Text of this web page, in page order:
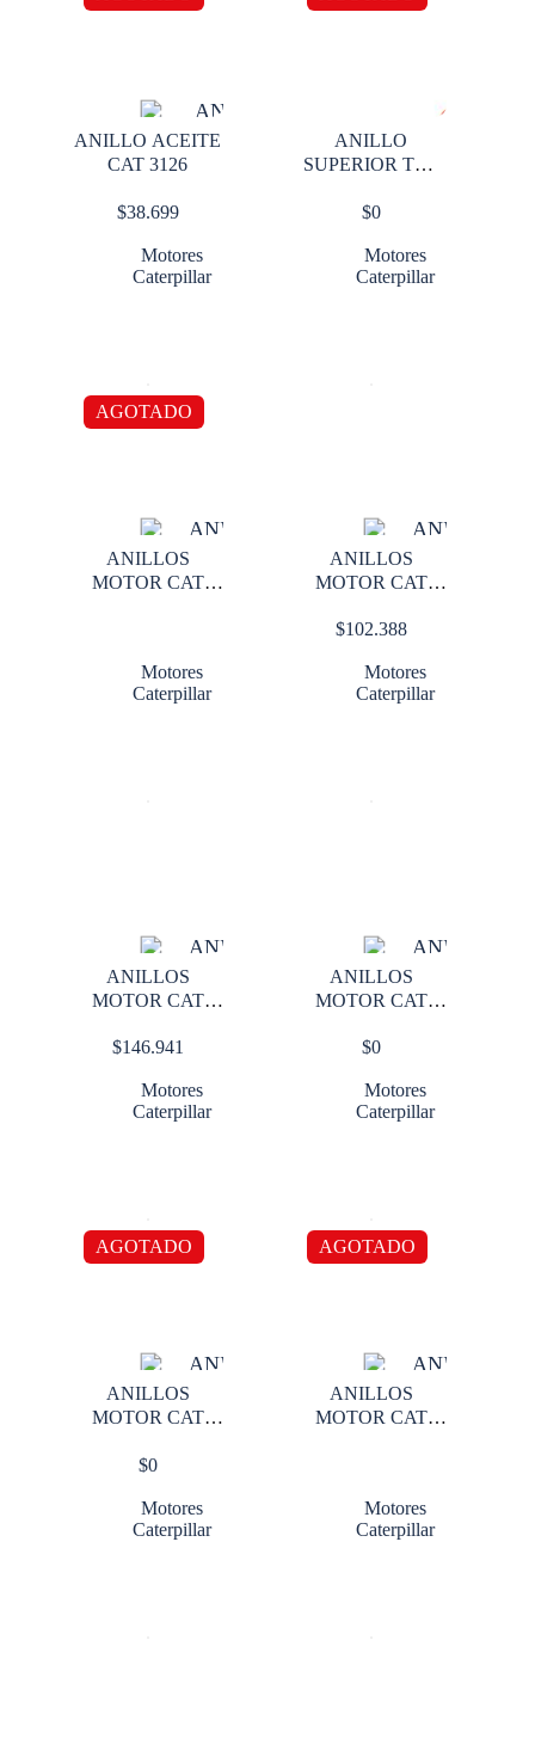
ANILLO ACEITE
CAT 3126
$38.699
Motores
Caterpillar
ANILLO
SUPERIOR TOP
$0
Motores
Caterpillar
AGOTADO
ANILLOS
MOTOR CAT
Motores
Caterpillar
ANILLOS
MOTOR CAT
$102.388
Motores
Caterpillar
ANILLOS
MOTOR CAT
CILINDRO
$146.941
Motores
Caterpillar
ANILLOS
MOTOR CAT
INTERMEDIO
$0
Motores
Caterpillar
AGOTADO
ANILLOS
MOTOR CAT
RANURAS X
$0
Motores
Caterpillar
AGOTADO
ANILLOS
MOTOR CAT
Motores
Caterpillar